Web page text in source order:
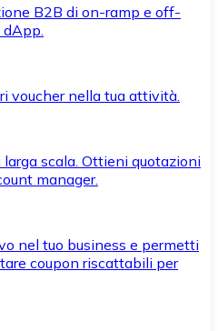
B2B di on-ramp e off-
voucher nella tua attività.
scala. Ottieni quotazioni
manager.
nel tuo business e permetti
coupon riscattabili per